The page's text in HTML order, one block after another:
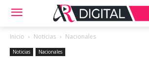
Inicio Noticias Nacionales
Noticias Nacionales